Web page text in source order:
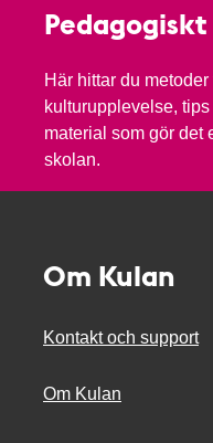
Här hittar du
kulturupplevelse,
material som gör det
skolan.
Om Kulan
Kontakt och support
Om Kulan